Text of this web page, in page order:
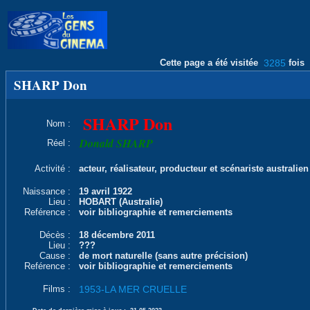
Cette page a été visitée 3285 fois
SHARP Don
Nom : SHARP Don
Réel : Donald SHARP
Activité : acteur, réalisateur, producteur et scénariste australien
Naissance :
19 avril 1922
Lieu :
HOBART (Australie)
Reférence :
voir bibliographie et remerciements
Décès :
18 décembre 2011
Lieu :
???
Cause :
de mort naturelle (sans autre précision)
Reférence :
voir bibliographie et remerciements
Films : 1953-LA MER CRUELLE